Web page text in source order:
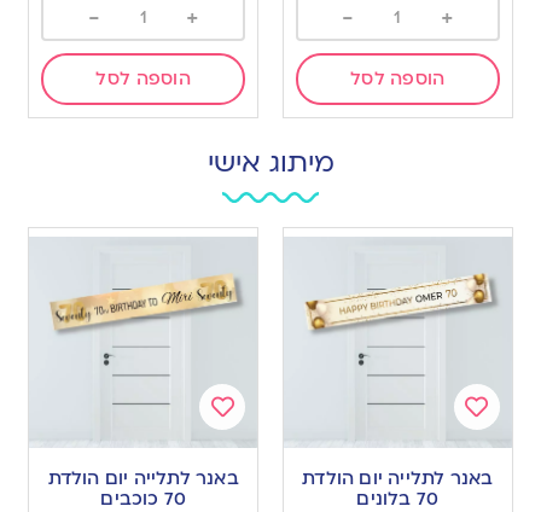
+
-
הוספה לסל
+
-
הוספה לסל
מיתוג אישי
Add
to
wishlist
באנר לתלייה יום הולדת
70 בלונים
Add
to
wishlist
באנר לתלייה יום הולדת
70 כוכבים